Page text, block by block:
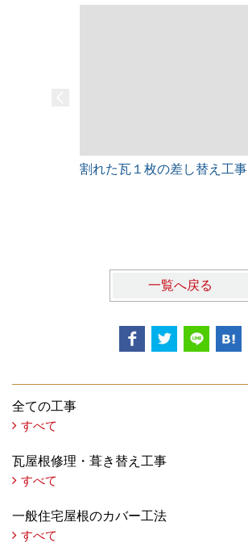
割れた瓦１枚の差し替え工事
一覧へ戻る
全ての工事
すべて
瓦屋根修理・葺き替え工事
すべて
一般住宅屋根のカバー工法
すべて